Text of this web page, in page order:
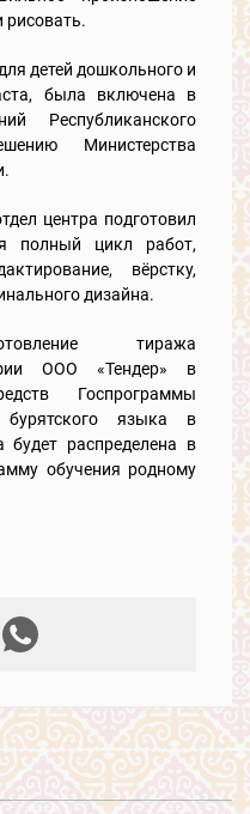
рисовать.
детей дошкольного и
была включена в
Республиканского
Министерства
центра подготовил
полный цикл работ,
вёрстку,
дизайна.
тиража
ООО «Тендер» в
Госпрограммы
языка в
будет распределена в
обучения родному